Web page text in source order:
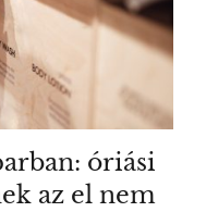
óriási
az el nem